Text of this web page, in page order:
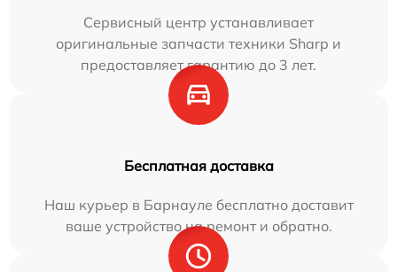
Сервисный центр устанавливает
оригинальные запчасти техники Sharp и
предоставляет гарантию до 3 лет.
Бесплатная доставка
Наш курьер в Барнауле бесплатно доставит
ваше устройство на ремонт и обратно.